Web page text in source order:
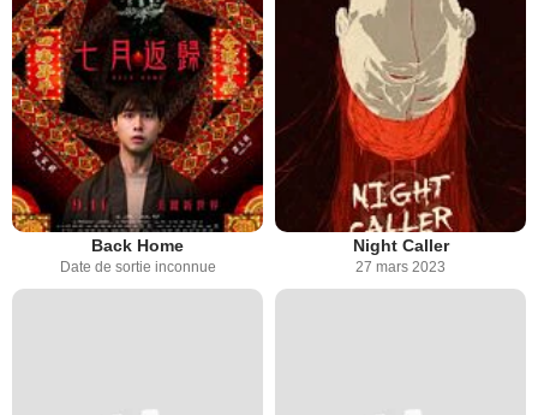
Back Home
Date de sortie inconnue
Night Caller
27 mars 2023